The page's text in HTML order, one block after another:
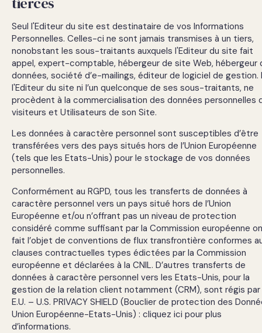
Seul l'Editeur du site est destinataire de vos Informations
Personnelles. Celles-ci ne sont jamais transmises à un tiers,
nonobstant les sous-traitants auxquels l'Editeur du site fait
appel, expert-comptable, hébergeur de site Web, hébergeur
données, société d’e-mailings, éditeur de logiciel de gestion.
l'Editeur du site ni l’un quelconque de ses sous-traitants, ne
procèdent à la commercialisation des données personnelles
visiteurs et Utilisateurs de son Site.
Les données à caractère personnel sont susceptibles d’être
transférées vers des pays situés hors de l’Union Européenne
(tels que les Etats-Unis) pour le stockage de vos données
personnelles.
Conformément au RGPD, tous les transferts de données à
caractère personnel vers un pays situé hors de l’Union
Européenne et/ou n’offrant pas un niveau de protection
considéré comme suffisant par la Commission européenne
fait l’objet de conventions de flux transfrontière conformes
clauses contractuelles types édictées par la Commission
européenne et déclarées à la CNIL. D’autres transferts de
données à caractère personnel vers les Etats-Unis, pour la
gestion de la relation client notamment (CRM), sont régis par
E.U. – U.S. PRIVACY SHIELD (Bouclier de protection des
Union Européenne-Etats-Unis) : cliquez ici pour plus
d’informations.